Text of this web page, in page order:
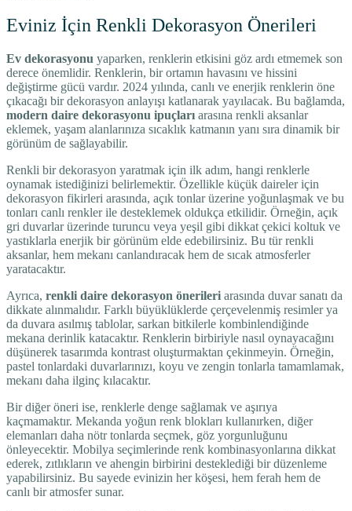
Eviniz İçin Renkli Dekorasyon Önerileri
Ev dekorasyonu yaparken, renklerin etkisini göz ardı etmemek son
derece önemlidir. Renklerin, bir ortamın havasını ve hissini
değiştirme gücü vardır. 2024 yılında, canlı ve enerjik renklerin öne
çıkacağı bir dekorasyon anlayışı katlanarak yayılacak. Bu bağlamda,
modern daire dekorasyonu ipuçları arasına renkli aksanlar
eklemek, yaşam alanlarınıza sıcaklık katmanın yanı sıra dinamik bir
görünüm de sağlayabilir.
Renkli bir dekorasyon yaratmak için ilk adım, hangi renklerle
oynamak istediğinizi belirlemektir. Özellikle küçük daireler için
dekorasyon fikirleri arasında, açık tonlar üzerine yoğunlaşmak ve bu
tonları canlı renkler ile desteklemek oldukça etkilidir. Örneğin, açık
gri duvarlar üzerinde turuncu veya yeşil gibi dikkat çekici koltuk ve
yastıklarla enerjik bir görünüm elde edebilirsiniz. Bu tür renkli
aksanlar, hem mekanı canlandıracak hem de sıcak atmosferler
yaratacaktır.
Ayrıca, renkli daire dekorasyon önerileri arasında duvar sanatı da
dikkate alınmalıdır. Farklı büyüklüklerde çerçevelenmiş resimler ya
da duvara asılmış tablolar, sarkan bitkilerle kombinlendiğinde
mekana derinlik katacaktır. Renklerin birbiriyle nasıl oynayacağını
düşünerek tasarımda kontrast oluşturmaktan çekinmeyin. Örneğin,
pastel tonlardaki duvarlarınızı, koyu ve zengin tonlarla tamamlamak,
mekanı daha ilginç kılacaktır.
Bir diğer öneri ise, renklerle denge sağlamak ve aşırıya
kaçmamaktır. Mekanda yoğun renk blokları kullanırken, diğer
elemanları daha nötr tonlarda seçmek, göz yorgunluğunu
önleyecektir. Mobilya seçimlerinde renk kombinasyonlarına dikkat
ederek, zıtlıkların ve ahengin birbirini desteklediği bir düzenleme
yapabilirsiniz. Bu sayede evinizin her köşesi, hem ferah hem de
canlı bir atmosfer sunar.